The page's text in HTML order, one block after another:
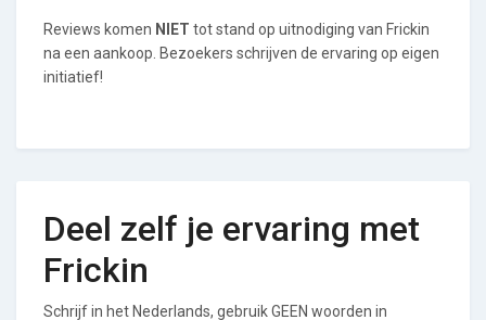
Reviews komen NIET tot stand op uitnodiging van Frickin
na een aankoop. Bezoekers schrijven de ervaring op eigen
initiatief!
Deel zelf je ervaring met
Frickin
Schrijf in het Nederlands, gebruik GEEN woorden in